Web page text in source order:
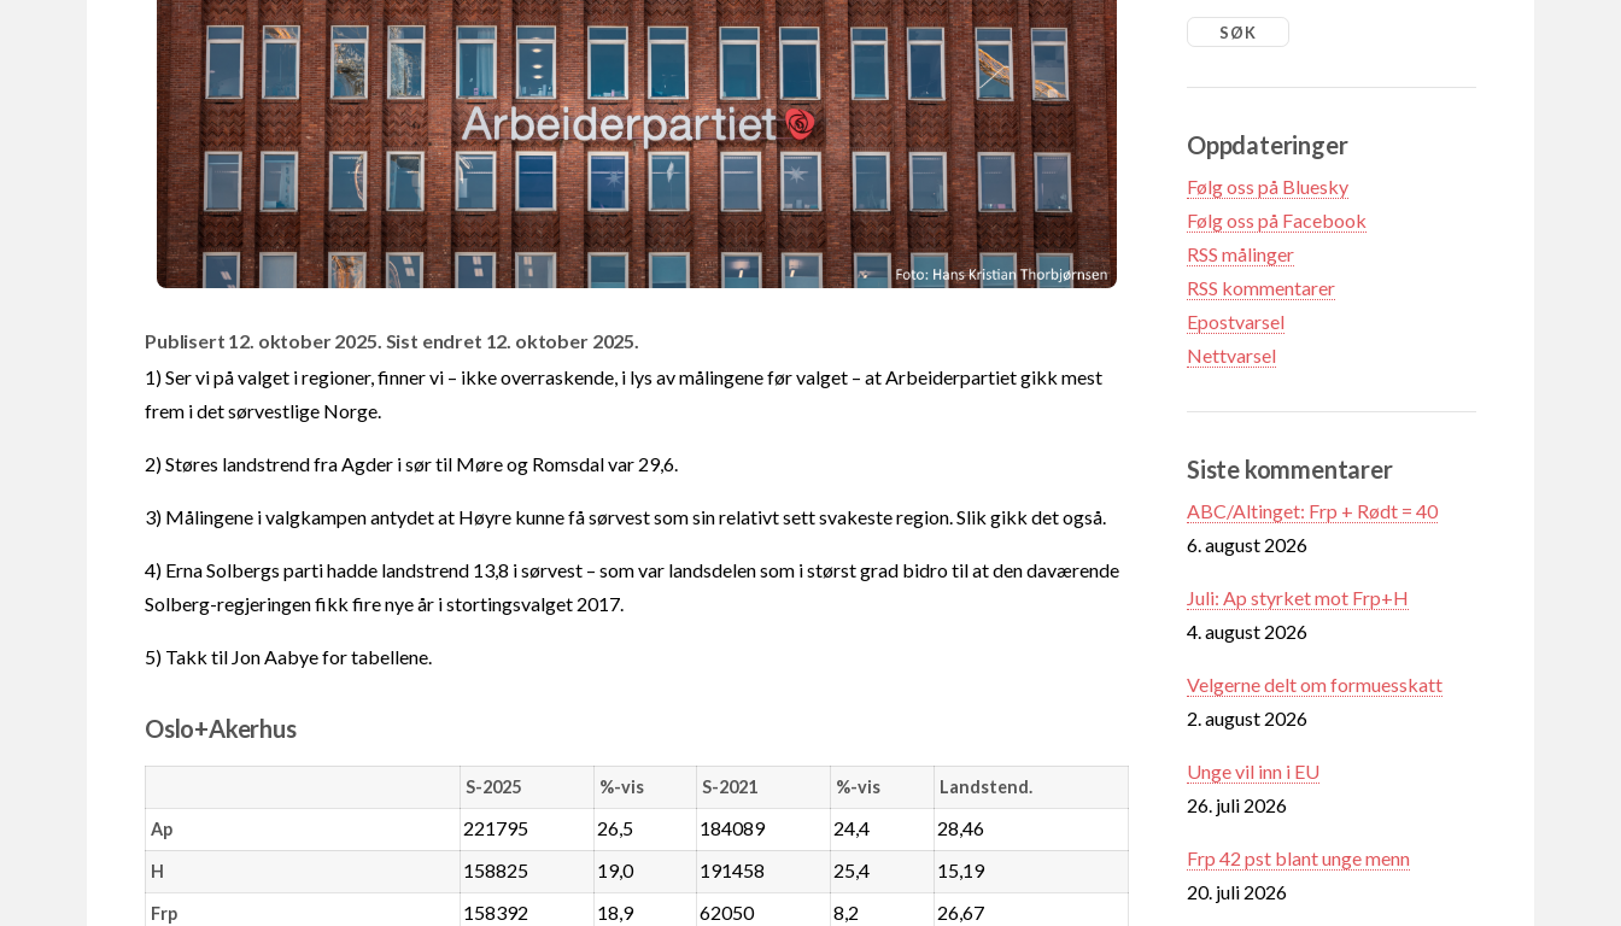
Publisert 12. oktober 2025. Sist endret 12. oktober 2025.
1) Ser vi på valget i regioner, finner vi – ikke overraskende, i lys av målingene før valget – at Arbeiderpartiet gikk mest
frem i det sørvestlige Norge.
2) Støres landstrend fra Agder i sør til Møre og Romsdal var 29,6.
3) Målingene i valgkampen antydet at Høyre kunne få sørvest som sin relativt sett svakeste region. Slik gikk det også.
4) Erna Solbergs parti hadde landstrend 13,8 i sørvest – som var landsdelen som i størst grad bidro til at den daværende
Solberg-regjeringen fikk fire nye år i stortingsvalget 2017.
5) Takk til Jon Aabye for tabellene.
Oslo+Akerhus
S-2025 %-vis S-2021 %-vis Landstend.
Ap 221795 26,5 184089 24,4 28,46
H 158825 19,0 191458 25,4 15,19
Frp 158392 18,9 62050 8,2 26,67
Oppdateringer
Følg oss på Bluesky
Følg oss på Facebook
RSS målinger
RSS kommentarer
Epostvarsel
Nettvarsel
Siste kommentarer
ABC/Altinget: Frp + Rødt = 40
6. august 2026
Juli: Ap styrket mot Frp+H
4. august 2026
Velgerne delt om formuesskatt
2. august 2026
Unge vil inn i EU
26. juli 2026
Frp 42 pst blant unge menn
20. juli 2026